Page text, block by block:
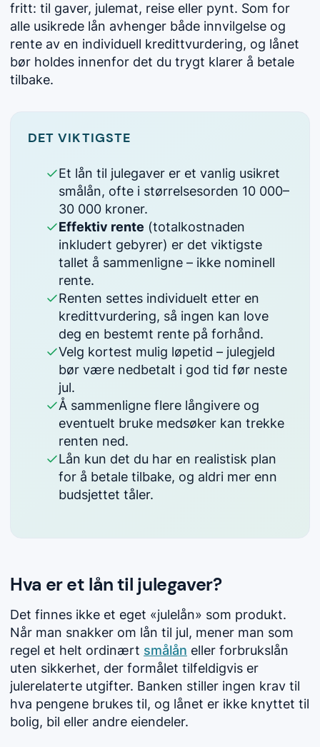
fritt: til gaver, julemat, reise eller pynt. Som for
alle usikrede lån avhenger både innvilgelse og
rente av en individuell kredittvurdering, og lånet
bør holdes innenfor det du trygt klarer å betale
tilbake.
DET VIKTIGSTE
Et lån til julegaver er et vanlig usikret
smålån, ofte i størrelsesorden 10 000–
30 000 kroner.
Effektiv rente (totalkostnaden
inkludert gebyrer) er det viktigste
tallet å sammenligne – ikke nominell
rente.
Renten settes individuelt etter en
kredittvurdering, så ingen kan love
deg en bestemt rente på forhånd.
Velg kortest mulig løpetid – julegjeld
bør være nedbetalt i god tid før neste
jul.
Å sammenligne flere långivere og
eventuelt bruke medsøker kan trekke
renten ned.
Lån kun det du har en realistisk plan
for å betale tilbake, og aldri mer enn
budsjettet tåler.
Hva er et lån til julegaver?
Det finnes ikke et eget «julelån» som produkt.
Når man snakker om lån til jul, mener man som
regel et helt ordinært smålån eller forbrukslån
uten sikkerhet, der formålet tilfeldigvis er
julerelaterte utgifter. Banken stiller ingen krav til
hva pengene brukes til, og lånet er ikke knyttet til
bolig, bil eller andre eiendeler.